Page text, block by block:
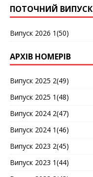
ПОТОЧНИЙ ВИПУСК
Випуск 2026 1(50)
АРХІВ НОМЕРІВ
Випуск 2025 2(49)
Випуск 2025 1(48)
Випуск 2024 2(47)
Випуск 2024 1(46)
Випуск 2023 2(45)
Випуск 2023 1(44)